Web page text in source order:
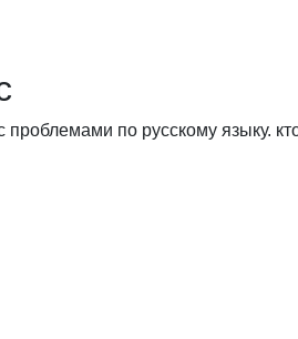
по русскому языку.